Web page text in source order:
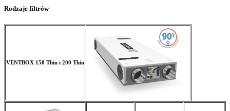
Rodzaje filtrów
VENTBOX 150 Thin i 200 Thin